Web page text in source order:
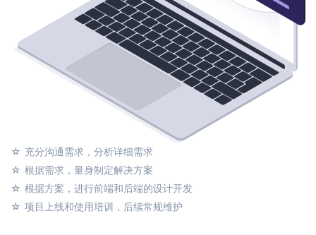
充分沟通需求，分析详细需求
根据需求，量身制定解决方案
根据方案，进行前端和后端的设计开发
项目上线和使用培训，后续常规维护